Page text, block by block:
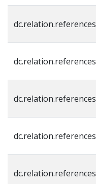
dc.relation.references
dc.relation.references
dc.relation.references
dc.relation.references
dc.relation.references